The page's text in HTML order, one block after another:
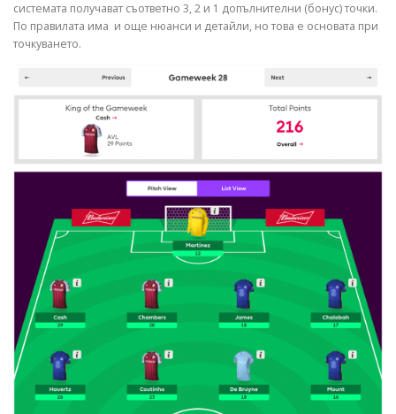
системата получават съответно 3, 2 и 1 допълнителни (бонус) точки.
По правилата има и още нюанси и детайли, но това е основата при
точкуването.